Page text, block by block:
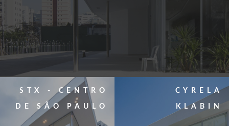
STX - CENTRO
DE SÃO PAULO
CYRELA
KLABIN